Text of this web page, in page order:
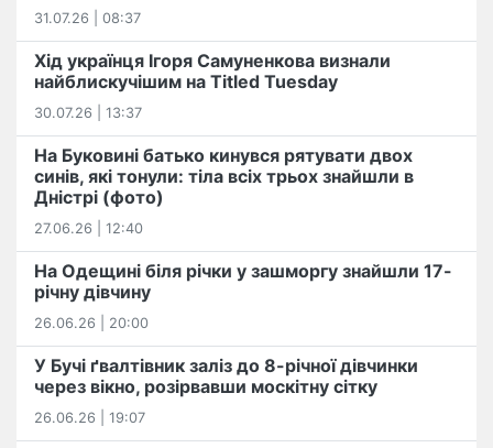
31.07.26 | 08:37
Хід українця Ігоря Самуненкова визнали
найблискучішим на Titled Tuesday
30.07.26 | 13:37
На Буковині батько кинувся рятувати двох
синів, які тонули: тіла всіх трьох знайшли в
Дністрі (фото)
27.06.26 | 12:40
На Одещині біля річки у зашморгу знайшли 17-
річну дівчину
26.06.26 | 20:00
У Бучі ґвалтівник заліз до 8-річної дівчинки
через вікно, розірвавши москітну сітку
26.06.26 | 19:07